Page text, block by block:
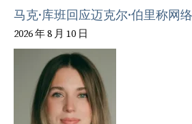
马克·库班回应迈克尔·伯里称网
2026 年 8 月 10 日